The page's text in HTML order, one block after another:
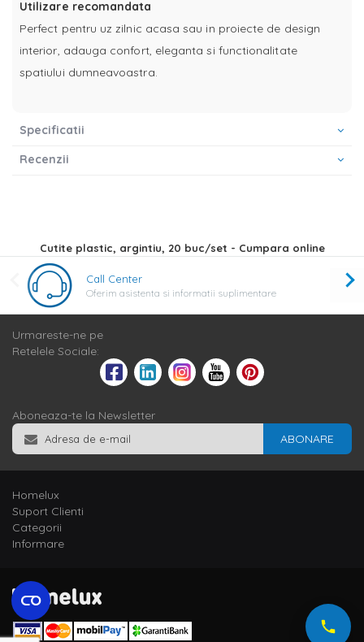
Utilizare recomandata
Perfect pentru uz zilnic acasa sau in proiecte de design
interior, adauga confort, eleganta si functionalitate
spatiului dumneavoastra.
Specificatii
Recenzii
Cutite plastic, argintiu, 20 buc/set - Cumpara online
Call Center
Oferim asistenta si informatii suplimentare
Urmareste-ne pe
Retelele Sociale:
Aboneaza-te la Newsletter
ABONARE
Homelux
Suport Clienti
Categorii
Informare